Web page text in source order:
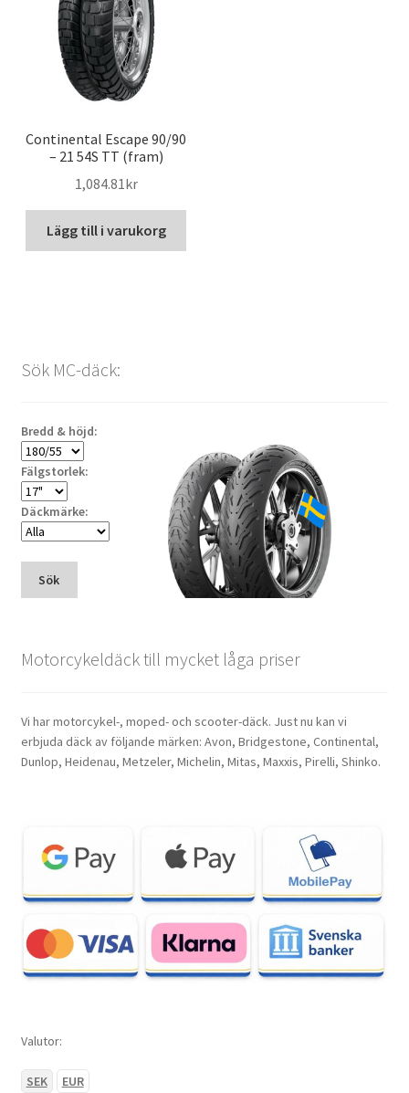
Continental Escape 90/90
– 21 54S TT (fram)
1,084.81kr
Lägg till i varukorg
Sök MC-däck:
Bredd & höjd:
Fälgstorlek:
Däckmärke:
Sök
Motorcykeldäck till mycket låga priser
Vi har motorcykel-, moped- och scooter-däck. Just nu kan vi
erbjuda däck av följande märken: Avon, Bridgestone, Continental,
Dunlop, Heidenau, Metzeler, Michelin, Mitas, Maxxis, Pirelli, Shinko.
Valutor:
SEK EUR